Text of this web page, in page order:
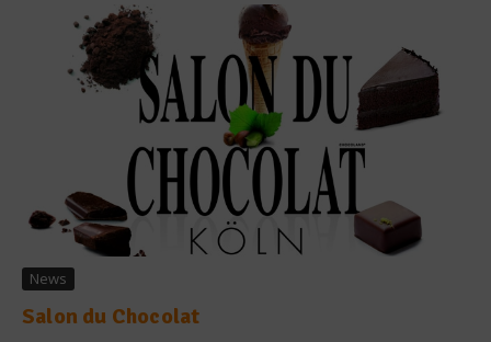
News
Salon du Chocolat